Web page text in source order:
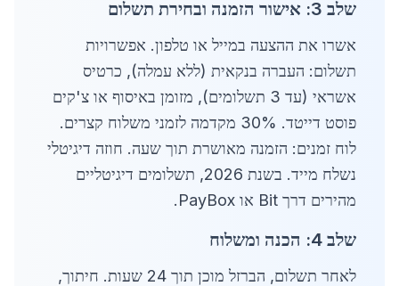
שלב 3: אישור הזמנה ובחירת תשלום
אשרו את ההצעה במייל או טלפון. אפשרויות
תשלום: העברה בנקאית (ללא עמלה), כרטיס
אשראי (עד 3 תשלומים), מזומן באיסוף או צ'קים
פוסט דייטד. 30% מקדמה לזמני משלוח קצרים.
לוח זמנים: הזמנה מאושרת תוך שעה. חוזה דיגיטלי
נשלח מייד. בשנת 2026, תשלומים דיגיטליים
מהירים דרך Bit או PayBox.
שלב 4: הכנה ומשלוח
לאחר תשלום, הברזל מוכן תוך 24 שעות. חיתוך,